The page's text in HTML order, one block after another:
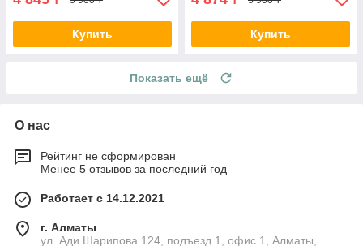
Купить Купить
Показать ещё
О нас
Рейтинг не сформирован
Менее 5 отзывов за последний год
Работает с 14.12.2021
г. Алматы
ул. Ади Шарипова 124, подъезд 1, офис 1, Алматы,